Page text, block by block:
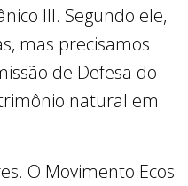
III. Segundo ele,
mas precisamos
de Defesa do
natural em
O Movimento Ecos